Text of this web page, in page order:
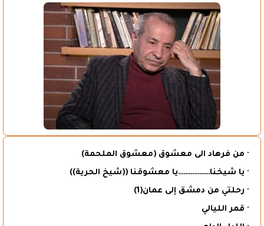
· من فرهاد الى معشوق (معشوق الملحمة)
· يا شيخنا………………يا معشوقنا ((شيخ الحرية))
· رحلتي من دمشق إلى عمان(1)
· قمر الليالي